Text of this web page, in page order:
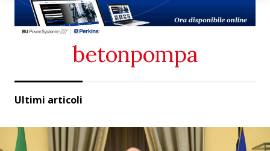
betonpompa
Ultimi articoli